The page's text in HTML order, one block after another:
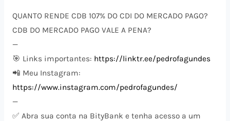
QUANTO RENDE CDB 107% DO CDI DO MERCADO PAGO?
CDB DO MERCADO PAGO VALE A PENA?
—
🎯 Links importantes: https://linktr.ee/pedrofagundes
📲 Meu Instagram:
https://www.instagram.com/pedrofagundes/
—
✅ Abra sua conta na BityBank e tenha acesso a um